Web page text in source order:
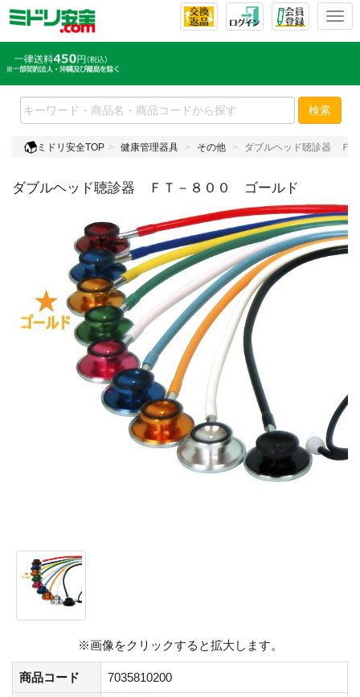
T
l
e
n
a
t
i
o
検索
ミドリ安全TOP 健康管理器具 その他 ダブルヘッド聴診器 Ｆ
ダブルヘッド聴診器 ＦＴ－８００ ゴールド
※画像をクリックすると拡大します。
商品コード 7035810200